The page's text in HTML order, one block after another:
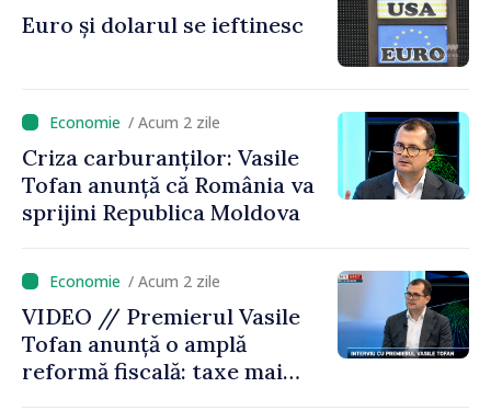
vizită la AGE
Euro și dolarul se ieftinesc
/ Acum 2 zile
Criza carburanților: Vasile
Tofan anunță că România va
sprijini Republica Moldova
/ Acum 2 zile
VIDEO // Premierul Vasile
Tofan anunță o amplă
reformă fiscală: taxe mai